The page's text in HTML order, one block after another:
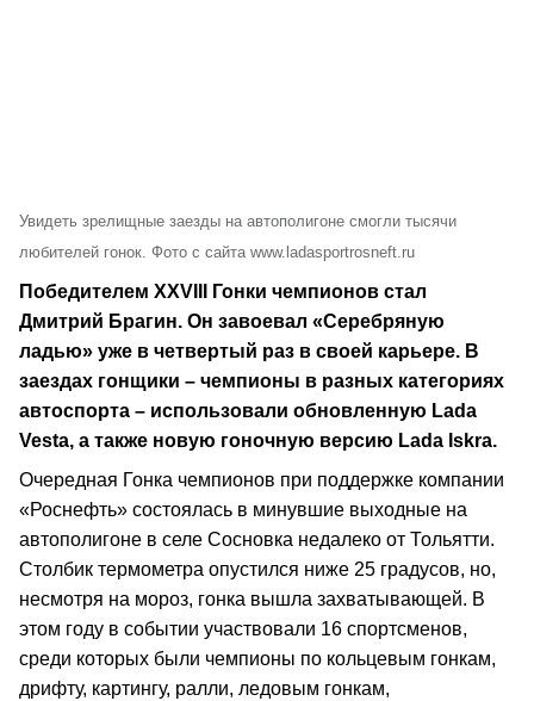
Увидеть зрелищные заезды на автополигоне смогли тысячи
любителей гонок. Фото с сайта www.ladasportrosneft.ru
Победителем XXVIII Гонки чемпионов стал
Дмитрий Брагин. Он завоевал «Серебряную
ладью» уже в четвертый раз в своей карьере. В
заездах гонщики – чемпионы в разных категориях
автоспорта – использовали обновленную Lada
Vesta, а также новую гоночную версию Lada Iskra.
Очередная Гонка чемпионов при поддержке компании
«Роснефть» состоялась в минувшие выходные на
автополигоне в селе Сосновка недалеко от Тольятти.
Столбик термометра опустился ниже 25 градусов, но,
несмотря на мороз, гонка вышла захватывающей. В
этом году в событии участвовали 16 спортсменов,
среди которых были чемпионы по кольцевым гонкам,
дрифту, картингу, ралли, ледовым гонкам,